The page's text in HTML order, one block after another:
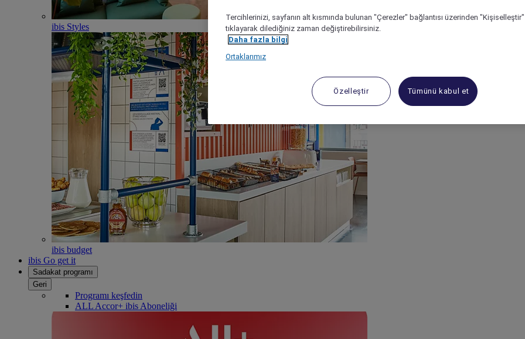
ibis Styles
ibis budget
ibis Go get it
Sadakat programı
Geri
Programı keşfedin
ALL Accor+ ibis Aboneliği
Tercihlerinizi, sayfanın alt kısmında bulunan "Çerezler" bağlantısı üzerinden
tıklayarak dilediğiniz zaman değiştirebilirsiniz.
Daha fazla bilgi
Ortaklarımız
Özelleştir Tümünü kabul et